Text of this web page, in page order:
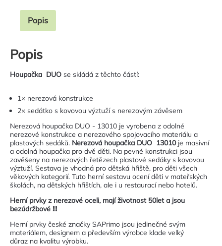
Popis
Popis
Houpačka DUO se skládá z těchto částí:
1× nerezová konstrukce
2× sedátko s kovovou výztuží s nerezovým závěsem
Nerezová houpačka DUO - 13010 je vyrobena z odolné
nerezové konstrukce a nerezového spojovacího materiálu a
plastových sedáků. Nerezová houpačka DUO 13010je masivní
a odolná houpačka pro dvě děti. Na pevné konstrukci jsou
zavěšeny na nerezových řetězech plastové sedáky s kovovou
výztuží. Sestava je vhodná pro dětská hřiště, pro děti všech
věkových kategorií. Tuto herní sestavu ocení děti v mateřských
školách, na dětských hřištích, ale i u restaurací nebo hotelů.
Herní prvky z nerezové oceli, mají životnost 50let a jsou
bezúdržbové !!!
Herní prvky české značky SAPrimo jsou jedinečné svým
materiálem, designem a především výrobce klade velký
důraz na kvalitu výrobku.